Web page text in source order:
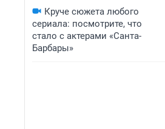
Круче сюжета любого
сериала: посмотрите, что
стало с актерами «Санта-
Барбары»